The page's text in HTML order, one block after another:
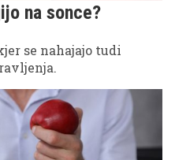
na sonce?
se nahajajo tudi